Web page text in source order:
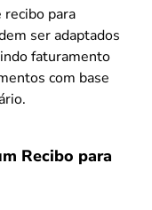
para
ser adaptados
faturamento
com base
Recibo para